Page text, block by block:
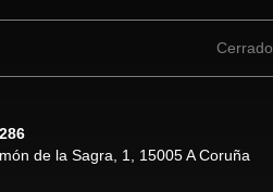
Cerrado
de la Sagra, 1, 15005 A Coruña